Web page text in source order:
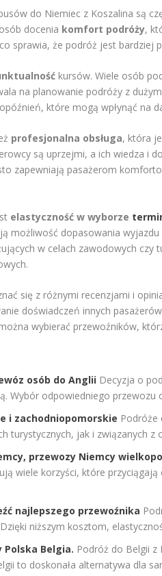
do Niemiec z Koszalina są
docenia komfort podróży,
sprawia, że podróż jest bardziej
kursów. Wiele osób
na planowanie podróży z
które mogą wpłynąć na
profesjonalna obsługa, która
są uprzejmi, a ich wiedza i
zapewniają pasażerom
elastyczność w wyborze
możliwość dopasowania
w celach zawodowych czy
się z różnymi recenzjami i
doświadczeń innych
wybierać przewoźników,
osób do Anglii Decyzja o
Wybór odpowiedniego przewozu
i zachodniopomorskie Podróże
turystycznych, jak i związanych z
przewozy Niemcy
wiele korzyści, które
najlepszego przewoźnika
niższym kosztom,
Polska Belgia. Podróż do Belgii z
to doskonała alternatywa dla